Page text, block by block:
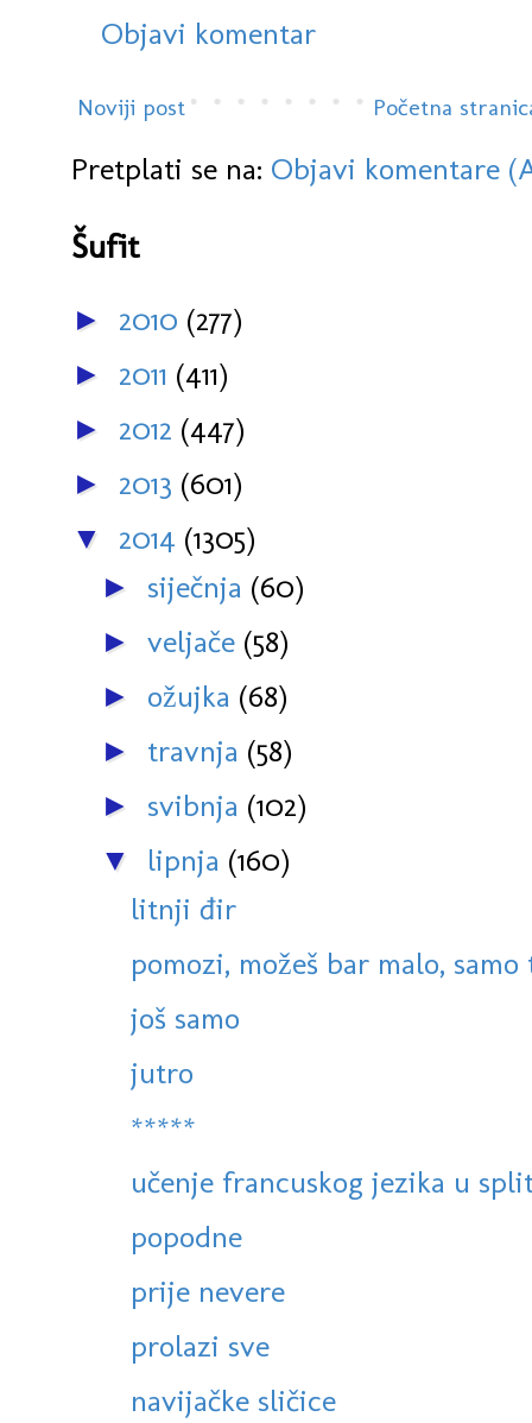
Objavi komentar
Noviji post Početna
Pretplati se na: Objavi komentare
Šufit
► 2010 (277)
► 2011 (411)
► 2012 (447)
► 2013 (601)
▼ 2014 (1305)
► siječnja (60)
► veljače (58)
► ožujka (68)
► travnja (58)
► svibnja (102)
▼ lipnja (160)
litnji đir
pomozi, možeš bar malo,
još samo
jutro
*****
učenje francuskog jezika u
popodne
prije nevere
prolazi sve
navijačke sličice